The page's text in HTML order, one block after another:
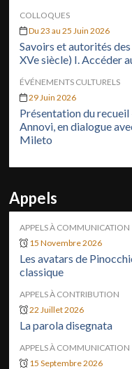
COLLOQUES
Du 23 au 25 Juin 2026
Savoirs et autorités
XVe siècle) I. Accéder
ÉVÉNEMENTS CULTURELS
29 Juin 2026
Présentation du
Annovi, en dialogue
Mileto
Appels
APPELS À COMMUNICATION
15 Novembre 2026
Les avatars de
classique
APPELS À CONTRIBUTION
22 Juillet 2026
La parola disegnata
APPELS À COMMUNICATION
15 Septembre 2026